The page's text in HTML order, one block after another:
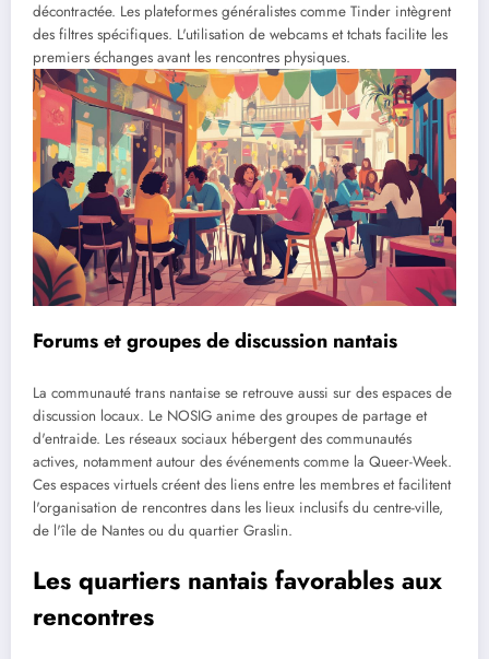
décontractée. Les plateformes généralistes comme Tinder intègrent
des filtres spécifiques. L'utilisation de webcams et tchats facilite les
premiers échanges avant les rencontres physiques.
Forums et groupes de discussion nantais
La communauté trans nantaise se retrouve aussi sur des espaces de
discussion locaux. Le NOSIG anime des groupes de partage et
d'entraide. Les réseaux sociaux hébergent des communautés
actives, notamment autour des événements comme la Queer-Week.
Ces espaces virtuels créent des liens entre les membres et facilitent
l'organisation de rencontres dans les lieux inclusifs du centre-ville,
de l'île de Nantes ou du quartier Graslin.
Les quartiers nantais favorables aux
rencontres